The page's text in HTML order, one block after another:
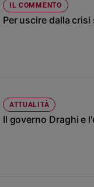
Santi
Devozione
Santo
del
IL COMMENTO
Per uscire dalla
ATTUALITÀ
Il governo Draghi e